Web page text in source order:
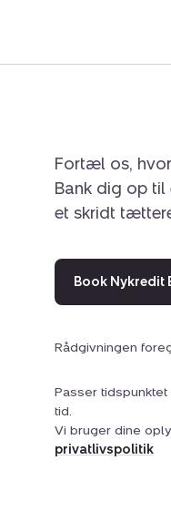
Fortæl os,
Bank dig op til
et skridt
Book Nykredit
Rådgivningen
Passer tidspunktet
tid.
Vi bruger dine
privatlivspolitik